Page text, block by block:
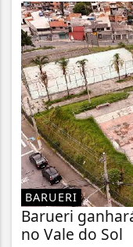
BARUERI
Barueri
no Vale do Sol